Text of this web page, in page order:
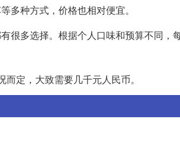
多种方式，价格也相对便宜。
很多选择。根据个人口味和预算不同，
定，大致需要几千元人民币。